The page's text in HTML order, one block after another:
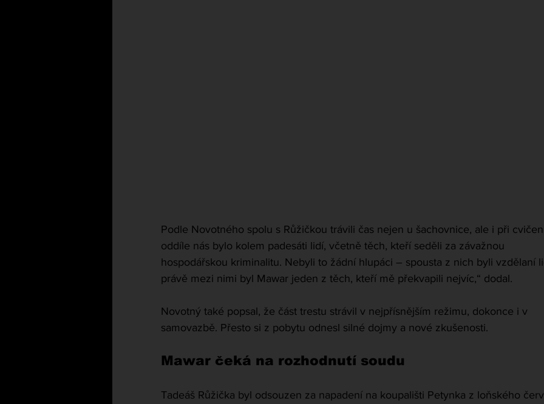
Podle Novotného spolu s Růžičkou trávili čas nejen u šachovnice, ale i při
oddíle nás bylo kolem padesáti lidí, včetně těch, kteří seděli za závažnou
hospodářskou kriminalitu. Nebyli to žádní hlupáci – spousta z nich byli vzdělaní
právě mezi nimi byl Mawar jeden z těch, kteří mě překvapili nejvíc,“ dodal.
Novotný také popsal, že část trestu strávil v nejpřísnějším režimu, dokonce i v
samovazbě. Přesto si z pobytu odnesl silné dojmy a nové zkušenosti.
Mawar čeká na rozhodnutí soudu
Tadeáš Růžička byl odsouzen za napadení na koupališti Petynka z loňského